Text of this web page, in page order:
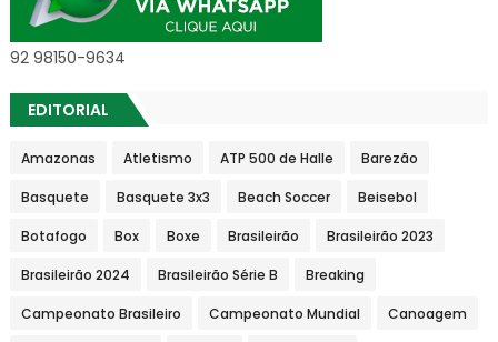
92 98150-9634
EDITORIAL
Amazonas Atletismo ATP 500 de Halle Barezão
Basquete Basquete 3x3 Beach Soccer Beisebol
Botafogo Box Boxe Brasileirão Brasileirão 2023
Brasileirão 2024 Brasileirão Série B Breaking
Campeonato Brasileiro Campeonato Mundial Canoagem